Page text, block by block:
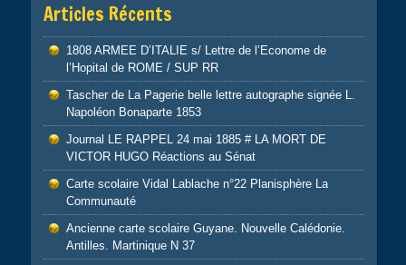
Articles Récents
1808 ARMEE D’ITALIE s/ Lettre de l’Econome de
l’Hopital de ROME / SUP RR
Tascher de La Pagerie belle lettre autographe signée L.
Napoléon Bonaparte 1853
Journal LE RAPPEL 24 mai 1885 # LA MORT DE
VICTOR HUGO Réactions au Sénat
Carte scolaire Vidal Lablache n°22 Planisphère La
Communauté
Ancienne carte scolaire Guyane. Nouvelle Calédonie.
Antilles. Martinique N 37